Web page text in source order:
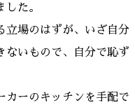
た。
立場のはずが、いざ自分
ないもので、自分で恥ず
カーのキッチンを手配で